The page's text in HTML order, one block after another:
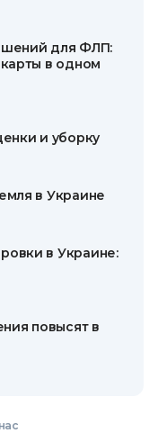
для ФЛП:
в одном
и уборку
в Украине
в Украине:
повысят в